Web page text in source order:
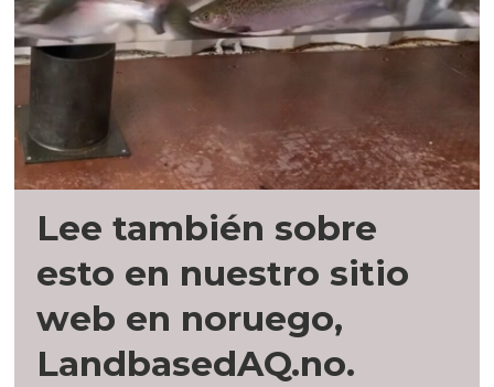
Lee también sobre
esto en nuestro sitio
web en noruego,
LandbasedAQ.no.